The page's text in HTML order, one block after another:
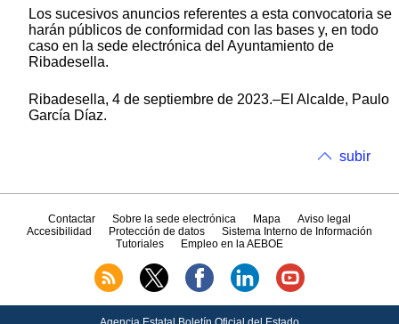
Los sucesivos anuncios referentes a esta convocatoria se
harán públicos de conformidad con las bases y, en todo
caso en la sede electrónica del Ayuntamiento de
Ribadesella.
Ribadesella, 4 de septiembre de 2023.–El Alcalde, Paulo
García Díaz.
subir
Contactar Sobre la sede electrónica Mapa
Aviso legal
Accesibilidad
Protección de datos
Sistema Interno de Información
Tutoriales
Empleo en la AEBOE